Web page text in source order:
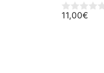
0
11,00€